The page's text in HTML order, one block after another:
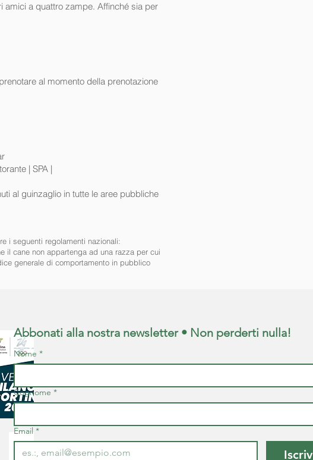
amici a quattro zampe. Affinché sia per
al momento della prenotazione
| SPA |
al guinzaglio in tutte le aree pubbliche
i seguenti regolamenti nazionali:
il cane non appartenga ad una razza per cui
generale di comportamento in pubblico
Abbonati alla nostra newsletter • Non perderti nulla!
Nome *
Cognome *
Email *